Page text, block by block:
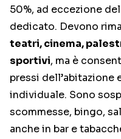
50%, ad eccezione
dedicato. Devono
teatri, cinema,
sportivi, ma è
pressi dell’abitazione
individuale. Sono
scommesse, bingo,
anche in bar e